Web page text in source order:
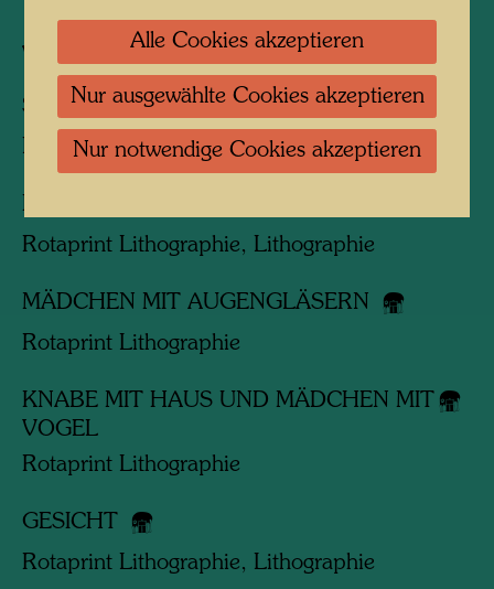
Verbundene Werke
STADTTEIL VON OBEN
Lithographie
HOCHHAUS MIT BÄUMEN
Rotaprint Lithographie, Lithographie
MÄDCHEN MIT AUGENGLÄSERN
Rotaprint Lithographie
KNABE MIT HAUS UND MÄDCHEN MIT
VOGEL
Rotaprint Lithographie
GESICHT
Rotaprint Lithographie, Lithographie
Alle Cookies akzeptieren
Nur ausgewählte Cookies akzeptieren
Nur notwendige Cookies akzeptieren